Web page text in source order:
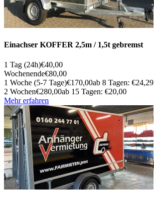
Einachser KOFFER 2,5m / 1,5t gebremst
1 Tag (24h)€40,00
Wochenende€80,00
1 Woche (5-7 Tage)€170,00ab 8 Tagen: €24,29
2 Wochen€280,00ab 15 Tagen: €20,00
Mehr erfahren